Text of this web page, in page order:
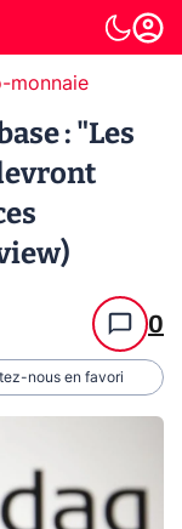
monnaie
: "Les
0
nous en favori